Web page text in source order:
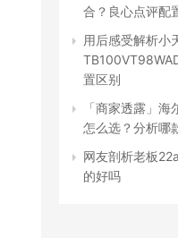
合？良心点评配
用后感受解析小
置区别
「商家透露」
怎么选？分析哪
网友剖析老板
的好吗